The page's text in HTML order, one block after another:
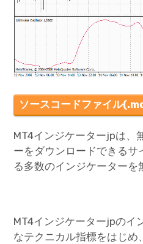
ソースコードファイル
MT4インジケーターjpは、
ーをダウンロードできるサ
る多数のインジケーターを
MT4インジケーターjpのイ
なテクニカル指標をはじめ